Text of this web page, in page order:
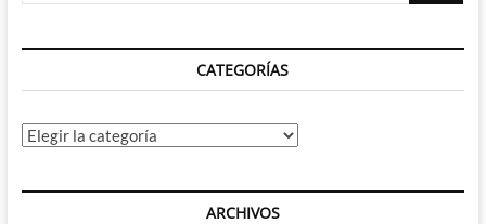
la
CATEGORÍAS
Categorías
ARCHIVOS